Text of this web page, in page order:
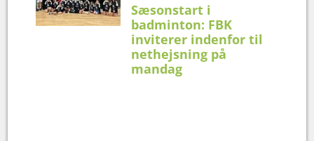
Sæsonstart i
badminton: FBK
inviterer indenfor til
nethejsning på
mandag